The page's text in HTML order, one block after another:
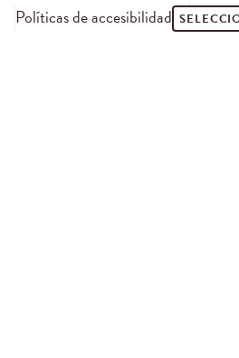
Políticas de accesibilidad